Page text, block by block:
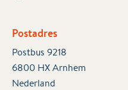
Postadres
Postbus 9218
6800 HX Arnhem
Nederland